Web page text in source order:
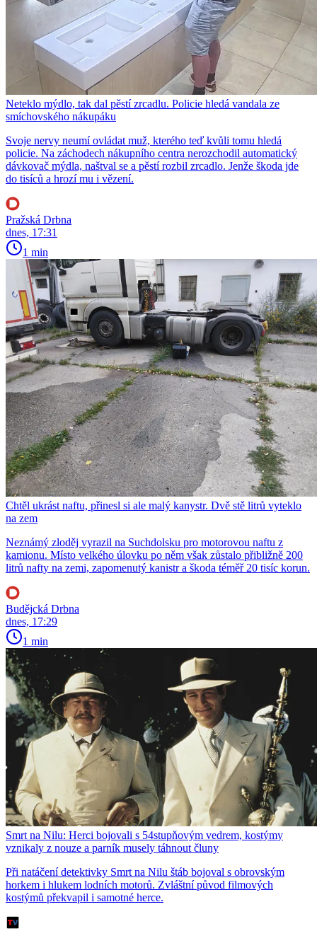
Neteklo mýdlo, tak dal pěstí zrcadlu. Policie hledá vandala ze
smíchovského nákupáku
Svoje nervy neumí ovládat muž, kterého teď kvůli tomu hledá
policie. Na záchodech nákupního centra nerozchodil automatický
dávkovač mýdla, naštval se a pěstí rozbil zrcadlo. Jenže škoda jde
do tisíců a hrozí mu i vězení.
Pražská Drbna
dnes, 17:31
1 min
Chtěl ukrást naftu, přinesl si ale malý kanystr. Dvě stě litrů vyteklo
na zem
Neznámý zloděj vyrazil na Suchdolsku pro motorovou naftu z
kamionu. Místo velkého úlovku po něm však zůstalo přibližně 200
litrů nafty na zemi, zapomenutý kanistr a škoda téměř 20 tisíc korun.
Budějcká Drbna
dnes, 17:29
1 min
Smrt na Nilu: Herci bojovali s 54stupňovým vedrem, kostýmy
vznikaly z nouze a parník musely táhnout čluny
Při natáčení detektivky Smrt na Nilu štáb bojoval s obrovským
horkem i hlukem lodních motorů. Zvláštní původ filmových
kostýmů překvapil i samotné herce.